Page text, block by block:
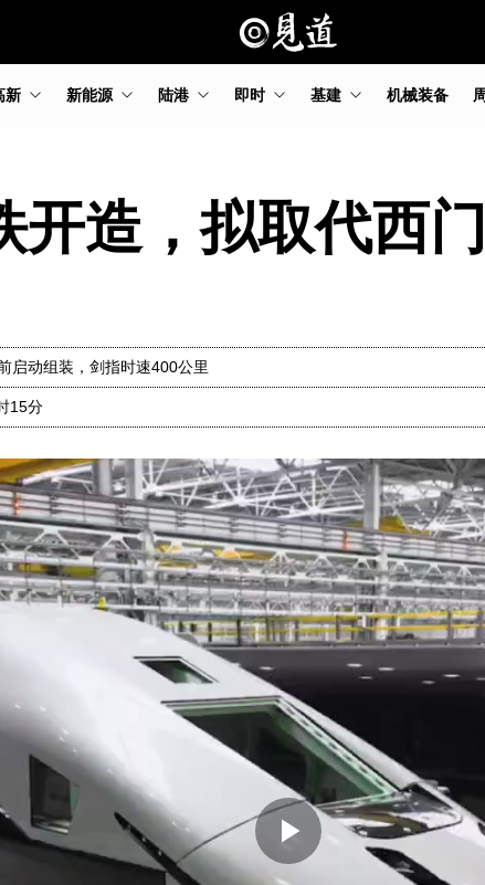
新 新能源 陆港 即时 基建 机械装备
开造，拟取代西
启动组装，剑指时速400公里
15分
Play